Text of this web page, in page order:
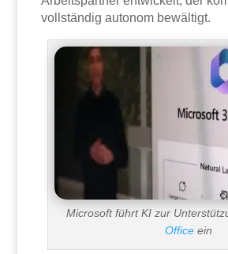
vollständig autonom bewältigt.
Microsoft führt KI zur
Office ein